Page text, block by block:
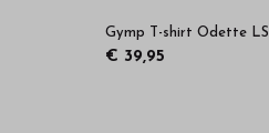
Gymp T-shirt Odette LS
€ 39,95